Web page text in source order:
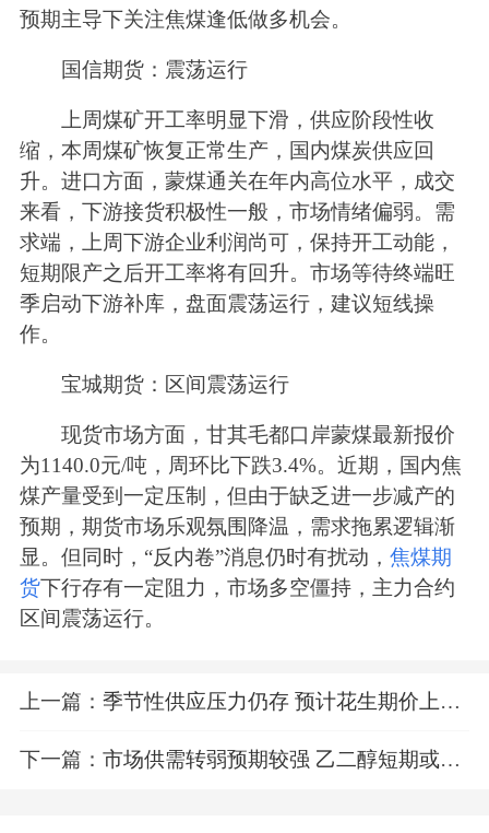
预期主导下关注焦煤逢低做多机会。
国信期货：震荡运行
上周煤矿开工率明显下滑，供应阶段性收
缩，本周煤矿恢复正常生产，国内煤炭供应回
升。进口方面，蒙煤通关在年内高位水平，成交
来看，下游接货积极性一般，市场情绪偏弱。需
求端，上周下游企业利润尚可，保持开工动能，
短期限产之后开工率将有回升。市场等待终端旺
季启动下游补库，盘面震荡运行，建议短线操
作。
宝城期货：区间震荡运行
现货市场方面，甘其毛都口岸蒙煤最新报价
为1140.0元/吨，周环比下跌3.4%。近期，国内焦
煤产量受到一定压制，但由于缺乏进一步减产的
预期，期货市场乐观氛围降温，需求拖累逻辑渐
显。但同时，“反内卷”消息仍时有扰动， 焦煤期
货下行存有一定阻力，市场多空僵持，主力合约
区间震荡运行。
上一篇： 季节性供应压力仍存 预计花生期价上方仍承压
下一篇： 市场供需转弱预期较强 乙二醇短期或偏弱运行